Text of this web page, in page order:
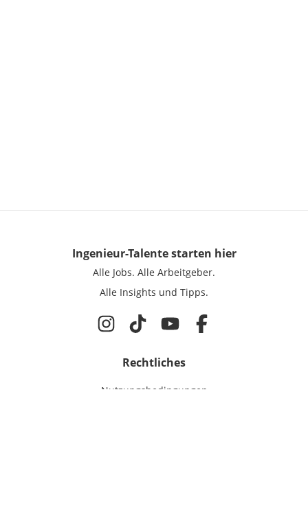
Ingenieur-Talentestarten hier
Alle Jobs. Alle Arbeitgeber.
Alle Insights und Tipps.
Rechtliches
Nutzungsbedingungen